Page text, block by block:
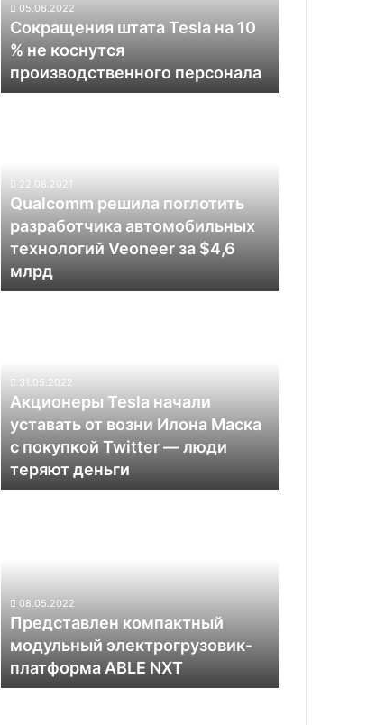
не
коснутся
производственного
персонала
05.06.2022
Сокращения штата Tesla на 10
% не коснутся
производственного персонала
технологий
Veoneer
за $4,6
млрд
22.08.2021
Qualcomm решила поглотить
разработчика автомобильных
технологий Veoneer за $4,6
млрд
возни
Маска
покупкой
Twitter
31.05.2022
Акционеры Tesla начали
уставать от возни Илона Маска
с покупкой Twitter — люди
теряют деньги
NXT
08.05.2022
Представлен компактный
модульный электрогрузовик-
платформа ABLE NXT